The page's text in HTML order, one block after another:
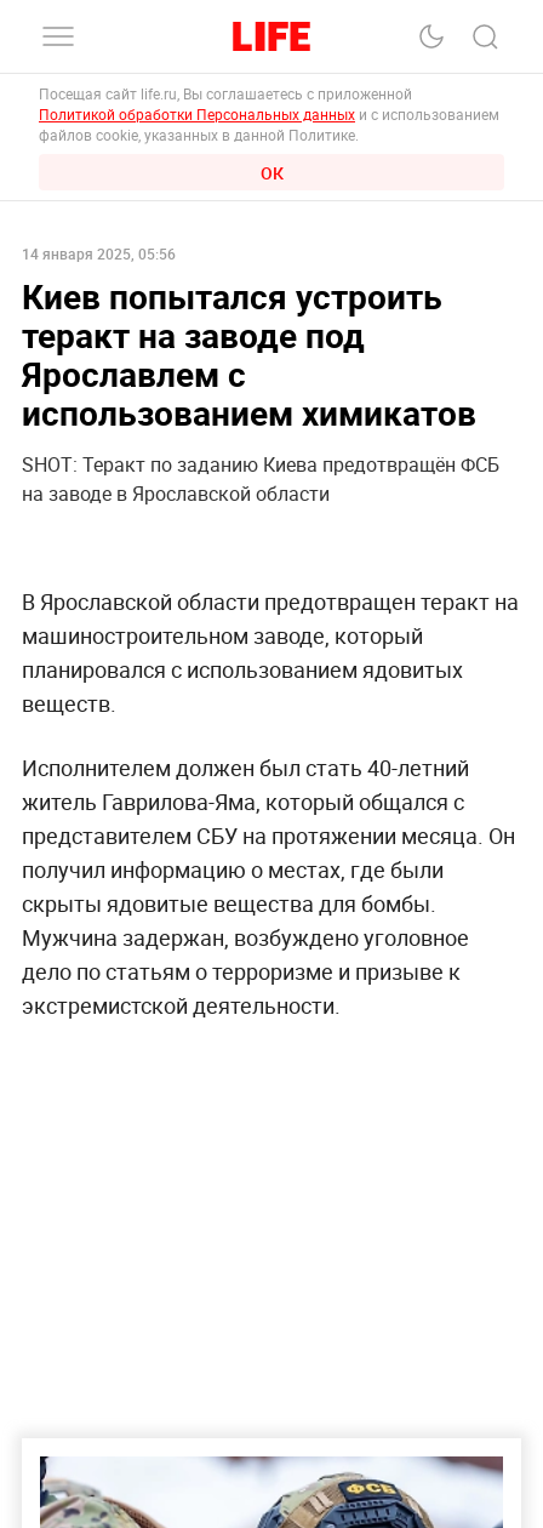
Посещая сайт life.ru, Вы соглашаетесь с приложенной
Политикой обработки Персональных данных и с использованием
файлов cookie, указанных в данной Политике.
ОК
14 января 2025, 05:56
Киев попытался устроить
теракт на заводе под
Ярославлем с
использованием химикатов
SHOT: Теракт по заданию Киева предотвращён ФСБ
на заводе в Ярославской области
В Ярославской области предотвращен теракт на
машиностроительном заводе, который
планировался с использованием ядовитых
веществ.
Исполнителем должен был стать 40-летний
житель Гаврилова-Яма, который общался с
представителем СБУ на протяжении месяца. Он
получил информацию о местах, где были
скрыты ядовитые вещества для бомбы.
Мужчина задержан, возбуждено уголовное
дело по статьям о терроризме и призыве к
экстремистской деятельности.